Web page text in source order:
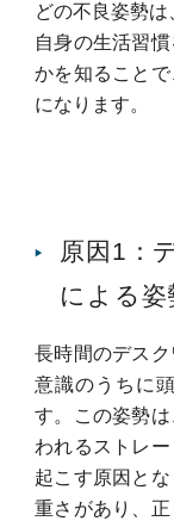
どの不良姿勢は
自身の生活習
かを知ること
になります。
原因1：
による姿
長時間のデス
意識のうちに
す。
この姿勢
われるストレ
起こす原因とな
重さがあり、